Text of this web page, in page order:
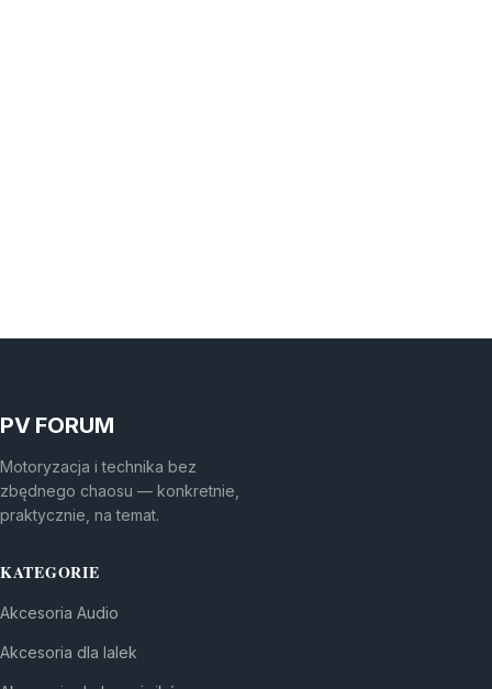
PV FORUM
Motoryzacja i technika bez
zbędnego chaosu — konkretnie,
praktycznie, na temat.
KATEGORIE
Akcesoria Audio
Akcesoria dla lalek